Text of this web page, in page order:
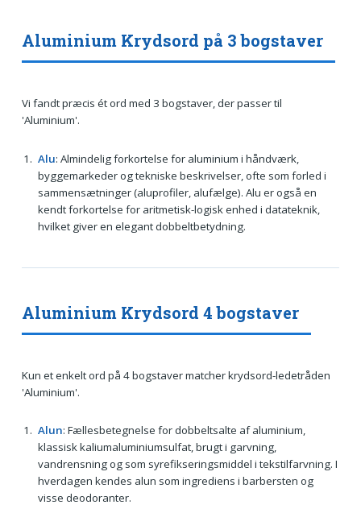
Aluminium Krydsord på 3 bogstaver
Vi fandt præcis ét ord med 3 bogstaver, der passer til
'Aluminium'.
Alu: Almindelig forkortelse for aluminium i håndværk,
byggemarkeder og tekniske beskrivelser, ofte som forled i
sammensætninger (aluprofiler, alufælge). Alu er også en
kendt forkortelse for aritmetisk-logisk enhed i datateknik,
hvilket giver en elegant dobbeltbetydning.
Aluminium Krydsord 4 bogstaver
Kun et enkelt ord på 4 bogstaver matcher krydsord-ledetråden
'Aluminium'.
Alun: Fællesbetegnelse for dobbeltsalte af aluminium,
klassisk kaliumaluminiumsulfat, brugt i garvning,
vandrensning og som syrefikseringsmiddel i tekstilfarvning. I
hverdagen kendes alun som ingrediens i barbersten og
visse deodoranter.